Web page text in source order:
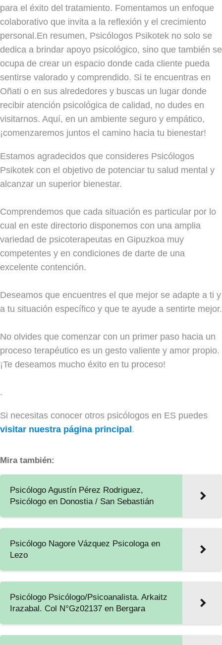
para el éxito del tratamiento. Fomentamos un enfoque
colaborativo que invita a la reflexión y el crecimiento
personal.En resumen, Psicólogos Psikotek no solo se
dedica a brindar apoyo psicológico, sino que también se
ocupa de crear un espacio donde cada cliente pueda
sentirse valorado y comprendido. Si te encuentras en
Oñati o en sus alrededores y buscas un lugar donde
recibir atención psicológica de calidad, no dudes en
visitarnos. Aquí, en un ambiente seguro y empático,
¡comenzaremos juntos el camino hacia tu bienestar!
Estamos agradecidos que consideres Psicólogos
Psikotek con el objetivo de potenciar tu salud mental y
alcanzar un superior bienestar.
Comprendemos que cada situación es particular por lo
cual en este directorio disponemos con una amplia
variedad de psicoterapeutas en Gipuzkoa muy
competentes y en condiciones de darte de una
excelente contención.
Deseamos que encuentres el que mejor se adapte a ti y
a tu situación específico y que te ayude a sentirte mejor.
No olvides que comenzar con un primer paso hacia un
proceso terapéutico es un gesto valiente y amor propio.
¡Te deseamos mucho éxito en tu proceso!
.
Si necesitas conocer otros psicólogos en ES puedes
visitar nuestra página principal.
Mira también:
Psicólogo Agustín Pérez Rodriguez,
Psicólogo en Donostia / San Sebastián
Psicólogo Nagore Vázquez Psicologa en
Lezo
Psicólogo Psicólogo/Psicoanalista. Arkaitz
Irazabal. Col N°Gz02137 en Bergara